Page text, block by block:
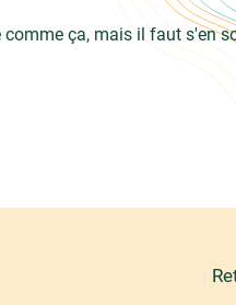
ça, mais il faut s'en